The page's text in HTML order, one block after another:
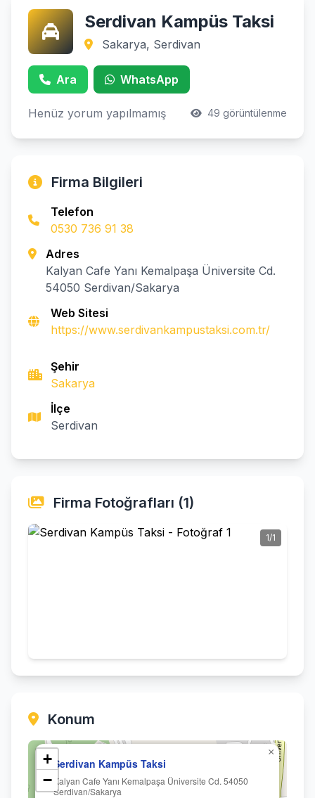
Serdivan Kampüs Taksi
Sakarya, Serdivan
Ara WhatsApp
Henüz yorum yapılmamış 49 görüntülenme
Firma Bilgileri
Telefon
0530 736 91 38
Adres
Kalyan Cafe Yanı Kemalpaşa Üniversite Cd.
54050 Serdivan/Sakarya
Web Sitesi
https://www.serdivankampustaksi.com.tr/
Şehir
Sakarya
İlçe
Serdivan
Firma Fotoğrafları (1)
1/1
Konum
Serdivan Kampüs Taksi
Kalyan Cafe Yanı Kemalpaşa Üniversite Cd. 54050
Serdivan/Sakarya
×
+
−